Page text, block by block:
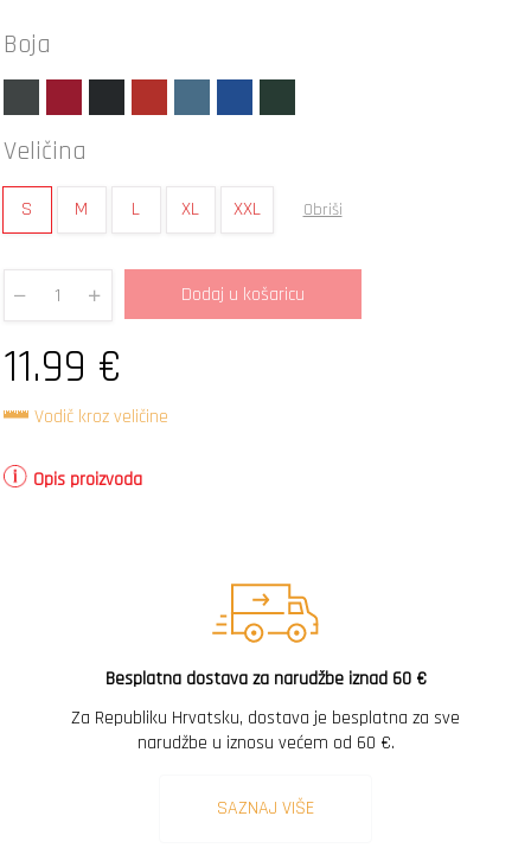
Boja
Veličina
S M L XL XXL Obriši
Quantity
Dodaj u košaricu
11.99 €
Vodič kroz veličine
Opis proizvoda
Besplatna dostava za narudžbe iznad 60 €
Za Republiku Hrvatsku, dostava je besplatna za sve
narudžbe u iznosu većem od 60 €.
SAZNAJ VIŠE